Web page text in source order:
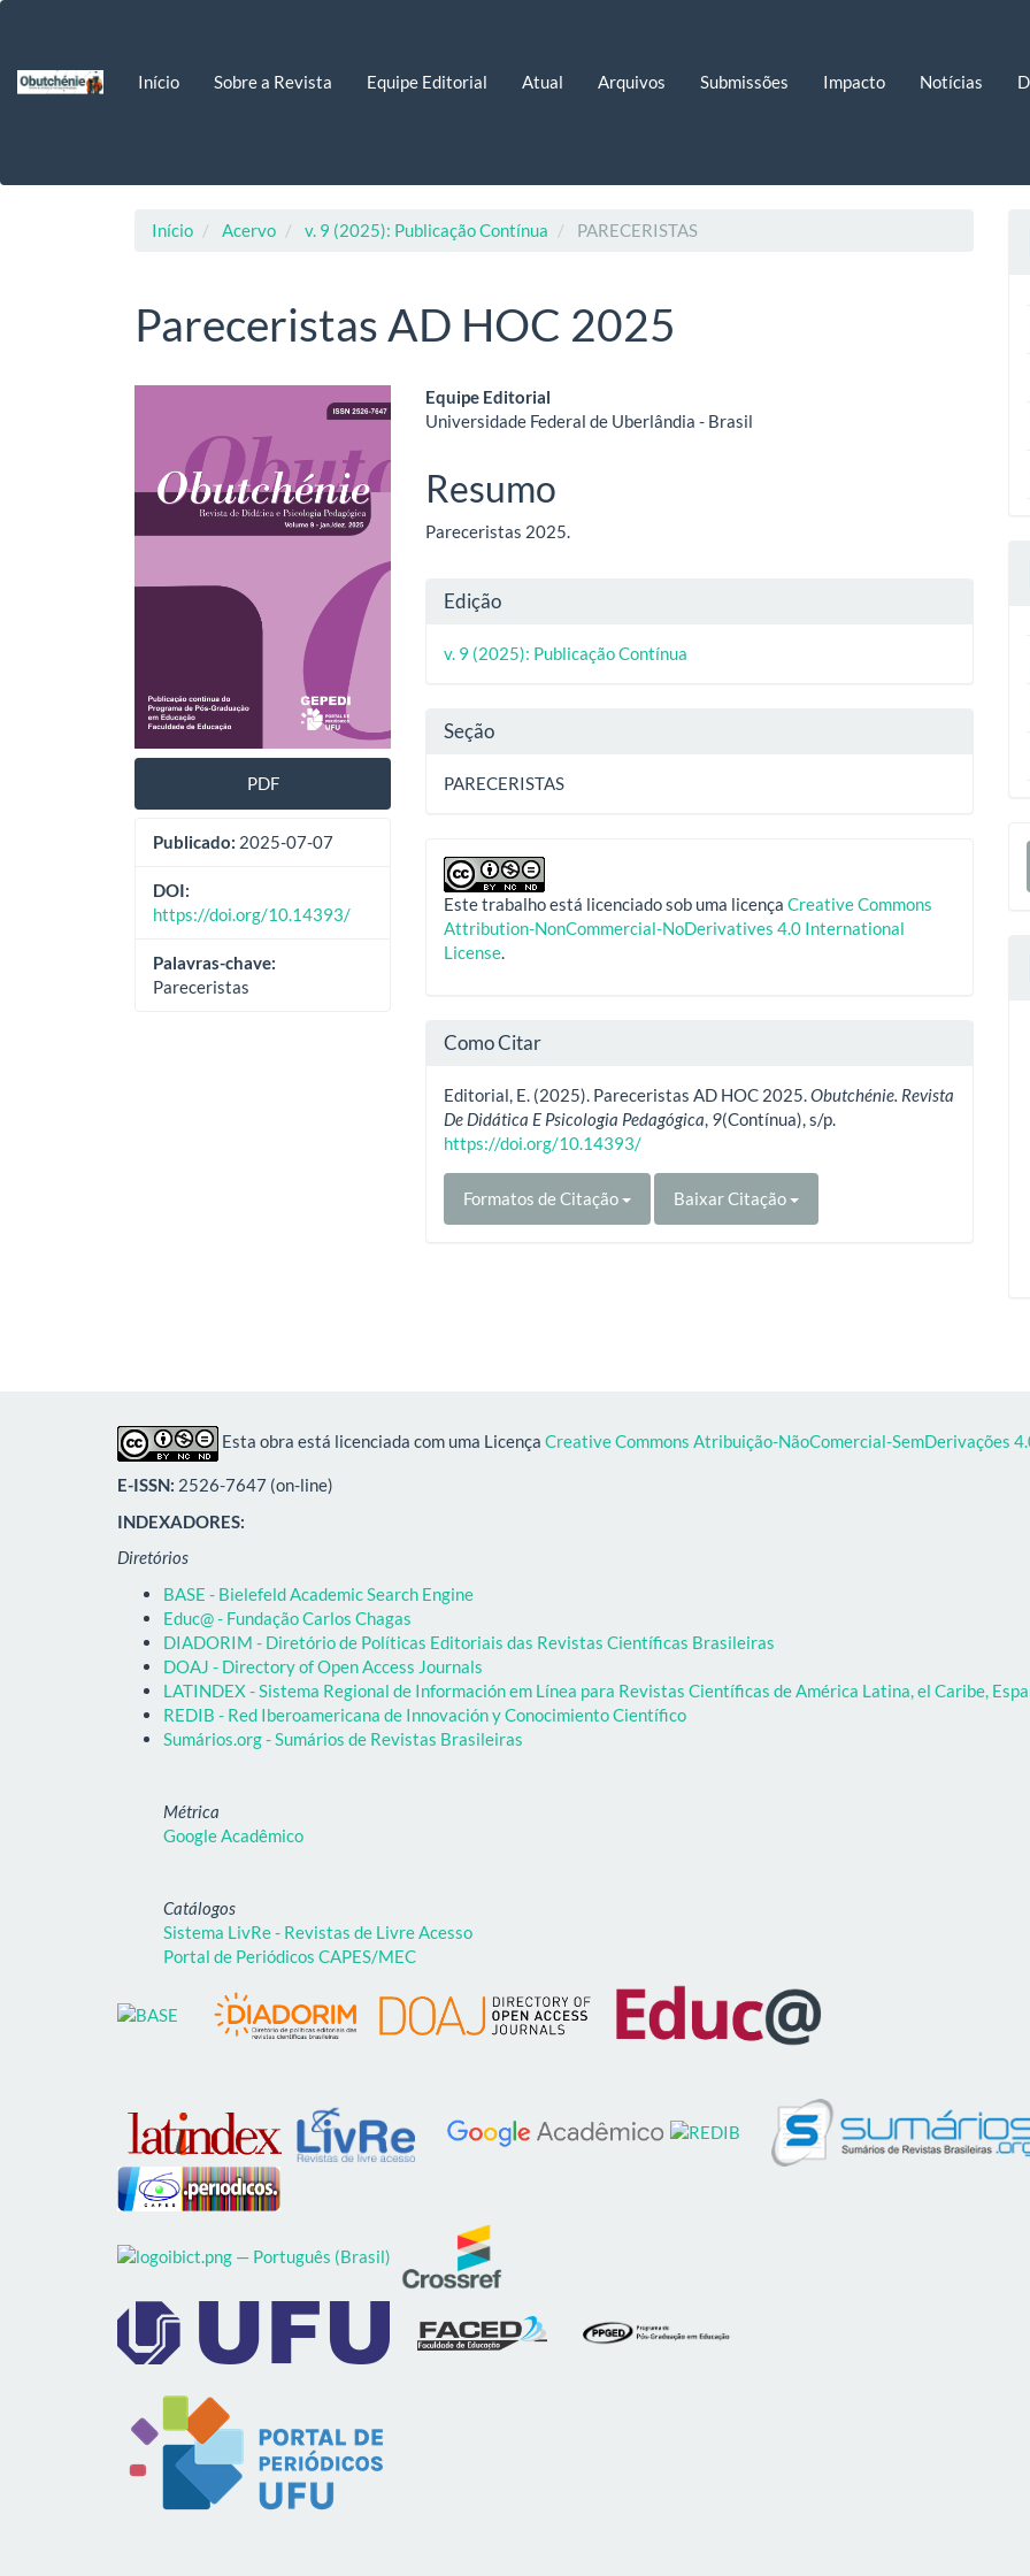
principal
Início Sobre a Revista Equipe Editorial Atual Arquivos Submissões Impacto Notícias
Início Acervo v. 9 (2025): Publicação Contínua PARECERISTAS
Pareceristas AD HOC 2025
lateral
de
artigos
PDF
Publicado: 2025-07-07
DOI:
https://doi.org/10.14393/
Palavras-chave:
Pareceristas
Conteúdo
artigo
principal
Equipe Editorial
Universidade Federal de Uberlândia - Brasil
Resumo
Pareceristas 2025.
Detalhes
do
artigo
Edição
v. 9 (2025): Publicação Contínua
Seção
PARECERISTAS
Este trabalho está licenciado sob uma licençaCreative Commons
Attribution-NonCommercial-NoDerivatives 4.0 International
License.
Como Citar
Editorial, E. (2025). Pareceristas AD HOC 2025.Obutchénie. Revista
De Didática E Psicologia Pedagógica 9(Contínua), s/p.
https://doi.org/10.14393/
Formatos de Citação Baixar Citação
Esta obra está licenciada com uma Licença Creative Commons Atribuição-NãoComercial-SemDerivações
E-ISSN: 2526-7647 (on-line)
INDEXADORES:
Diretórios
BASE - Bielefeld Academic Search Engine
Educ@ - Fundação Carlos Chagas
DIADORIM - Diretório de Políticas Editoriais das Revistas Científicas Brasileiras
DOAJ - Directory of Open Access Journals
LATINDEX - Sistema Regional de Información em Línea para Revistas Científicas de América Latina, el Caribe,
REDIB - Red Iberoamericana de Innovación y Conocimiento Científico
Sumários.org - Sumários de Revistas Brasileiras
Métrica
Google Acadêmico
Catálogos
Sistema LivRe - Revistas de Livre Acesso
Portal de Periódicos CAPES/MEC